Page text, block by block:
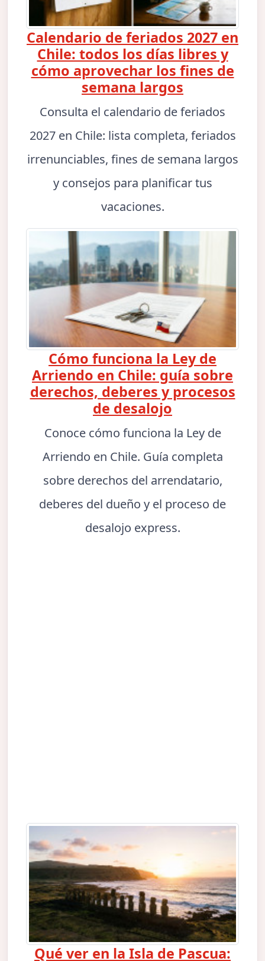
Calendario de feriados 2027 en
Chile: todos los días libres y
cómo aprovechar los fines de
semana largos
Consulta el calendario de feriados
2027 en Chile: lista completa, feriados
irrenunciables, fines de semana largos
y consejos para planificar tus
vacaciones.
Cómo funciona la Ley de
Arriendo en Chile: guía sobre
derechos, deberes y procesos
de desalojo
Conoce cómo funciona la Ley de
Arriendo en Chile. Guía completa
sobre derechos del arrendatario,
deberes del dueño y el proceso de
desalojo express.
Qué ver en la Isla de Pascua: